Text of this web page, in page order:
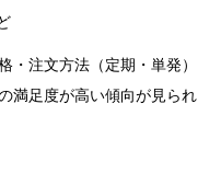
・注文方法（定期・単発）
満足度が高い傾向が見られ